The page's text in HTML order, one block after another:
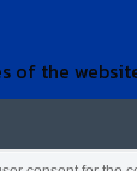
of the